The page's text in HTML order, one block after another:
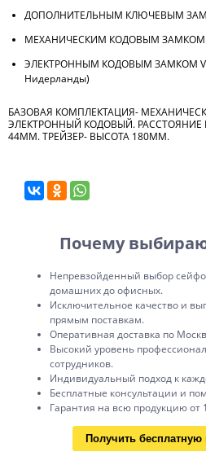
ДОПОЛНИТЕЛЬНЫМ КЛЮЧЕВЫМ
МЕХАНИЧЕСКИМ КОДОВЫМ ЗАМКОМ
ЭЛЕКТРОННЫМ КОДОВЫМ ЗАМКОМ
Нидерланды)
БАЗОВАЯ КОМПЛЕКТАЦИЯ-
ЭЛЕКТРОННЫЙ КОДОВЫЙ. РАССТОЯНИЕ
44ММ. ТРЕЙЗЕР- ВЫСОТА 180ММ.
Почему
Непревзойденный выбор
домашних до офисных.
Исключительное качество и
прямым поставкам.
Оперативная доставка по
Высокий уровень
сотрудников.
Индивидуальный подход к
Бесплатные консультации и
Гарантия на всю продукцию от
Получить бесплатную